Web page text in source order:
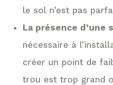
le sol n’est pas
La présence d’une
nécessaire à
créer un point de
trou est trop grand